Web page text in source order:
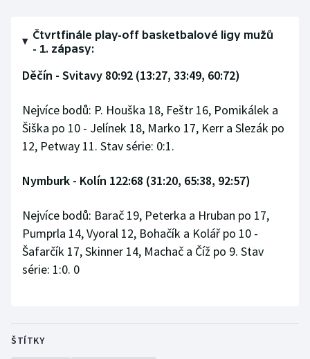
Triatlon
Veslování
Vodní slalom
Volejbal
Ostatní
Čtvrtfinále play-off basketbalové ligy mužů
- 1. zápasy:
Děčín - Svitavy 80:92 (13:27, 33:49, 60:72)
Nejvíce bodů: P. Houška 18, Feštr 16, Pomikálek a
Šiška po 10 - Jelínek 18, Marko 17, Kerr a Slezák po
12, Petway 11. Stav série: 0:1.
Nymburk - Kolín 122:68 (31:20, 65:38, 92:57)
Nejvíce bodů: Barač 19, Peterka a Hruban po 17,
Pumprla 14, Vyoral 12, Bohačík a Kolář po 10 -
Šafarčík 17, Skinner 14, Machač a Číž po 9. Stav
série: 1:0. 0
ŠTÍTKY